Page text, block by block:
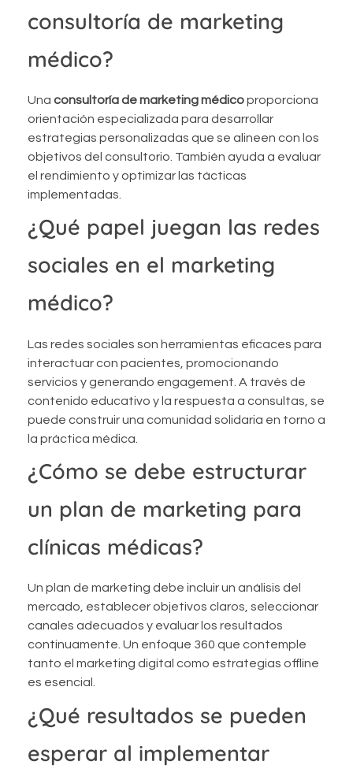
consultoría de marketing
médico?
Una consultoría de marketing médicoproporciona
orientación especializada para desarrollar
estrategias personalizadas que se alineen con los
objetivos del consultorio. También ayuda a evaluar
el rendimiento y optimizar las tácticas
implementadas.
¿Qué papel juegan las redes
sociales en el marketing
médico?
Las redes sociales son herramientas eficaces para
interactuar con pacientes, promocionando
servicios y generando engagement. A través de
contenido educativo y la respuesta a consultas, se
puede construir una comunidad solidaria en torno a
la práctica médica.
¿Cómo se debe estructurar
un plan de marketing para
clínicas médicas?
Un plan de marketing debe incluir un análisis del
mercado, establecer objetivos claros, seleccionar
canales adecuados y evaluar los resultados
continuamente. Un enfoque 360 que contemple
tanto el marketing digital como estrategias offline
es esencial.
¿Qué resultados se pueden
esperar al implementar